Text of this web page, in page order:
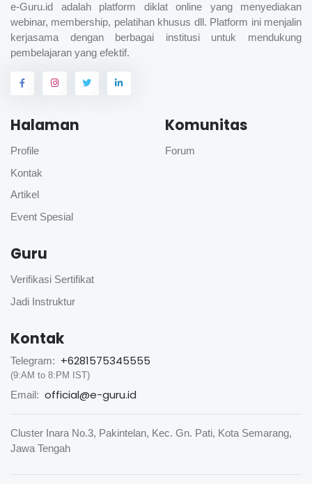
e-Guru.id adalah platform diklat online yang menyediakan
webinar, membership, pelatihan khusus dll. Platform ini menjalin
kerjasama dengan berbagai institusi untuk mendukung
pembelajaran yang efektif.
Halaman
Profile
Kontak
Artikel
Event Spesial
Komunitas
Forum
Guru
Verifikasi Sertifikat
Jadi Instruktur
Kontak
Telegram: +6281575345555
(9:AM to 8:PM IST)
Email: official@e-guru.id
Cluster Inara No.3, Pakintelan, Kec. Gn. Pati, Kota Semarang,
Jawa Tengah